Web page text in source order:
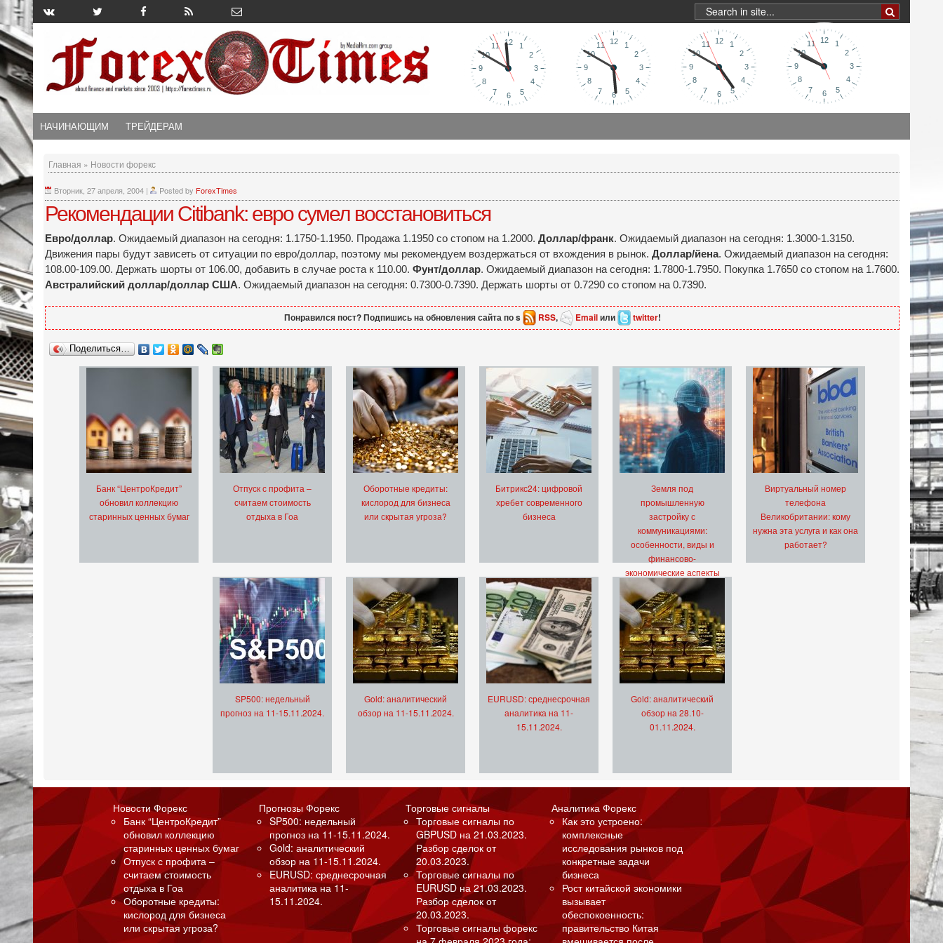
НАЧИНАЮЩИМ ТРЕЙДЕРАМ
Главная » Новости форекс
Вторник, 27 апреля, 2004 | Posted by ForexTimes
Рекомендации Citibank: евро сумел восстановиться
Евро/доллар. Ожидаемый диапазон на сегодня: 1.1750-1.1950. Продажа 1.1950 со стопом на 1.2000. Доллар/франк. Ожидаемый диапазон на сегодня: 1.3000-1.3150.
Движения пары будут зависеть от ситуации по евро/доллар, поэтому мы рекомендуем воздержаться от вхождения в рынок. Доллар/йена. Ожидаемый диапазон на сегодня:
108.00-109.00. Держать шорты от 106.00, добавить в случае роста к 110.00. Фунт/доллар. Ожидаемый диапазон на сегодня: 1.7800-1.7950. Покупка 1.7650 со стопом на 1.7600.
Австралийский доллар/доллар США. Ожидаемый диапазон на сегодня: 0.7300-0.7390. Держать шорты от 0.7290 со стопом на 0.7390.
Понравился пост? Подпишись на обновления сайта по s RSS, Emailили twitter!
Поделиться…
Банк “ЦентроКредит”
обновил коллекцию
старинных ценных бумаг
Отпуск с профита –
считаем стоимость
отдыха в Гоа
Оборотные кредиты:
кислород для бизнеса
или скрытая угроза?
Битрикс24: цифровой
хребет современного
бизнеса
Земля под
промышленную
застройку с
коммуникациями:
особенности, виды и
финансово-
экономические аспекты
Виртуальный номер
телефона
Великобритании: кому
нужна эта услуга и как она
работает?
SP500: недельный
прогноз на 11-15.11.2024.
Gold: аналитический
обзор на 11-15.11.2024.
EURUSD: среднесрочная
аналитика на 11-
15.11.2024.
Gold: аналитический
обзор на 28.10-
01.11.2024.
Новости Форекс
Банк “ЦентроКредит”
обновил коллекцию
старинных ценных бумаг
Отпуск с профита –
считаем стоимость
отдыха в Гоа
Оборотные кредиты:
кислород для бизнеса
или скрытая угроза?
Прогнозы Форекс
SP500: недельный
прогноз на 11-15.11.2024.
Gold: аналитический
обзор на 11-15.11.2024.
EURUSD: среднесрочная
аналитика на 11-
15.11.2024.
Торговые сигналы
Торговые сигналы по
GBPUSD на 21.03.2023.
Разбор сделок от
20.03.2023.
Торговые сигналы по
EURUSD на 21.03.2023.
Разбор сделок от
20.03.2023.
Торговые сигналы форекс
Аналитика Форекс
Как это устроено:
комплексные
исследования рынков под
конкретные задачи
бизнеса
Рост китайской экономики
вызывает
обеспокоенность:
правительство Китая